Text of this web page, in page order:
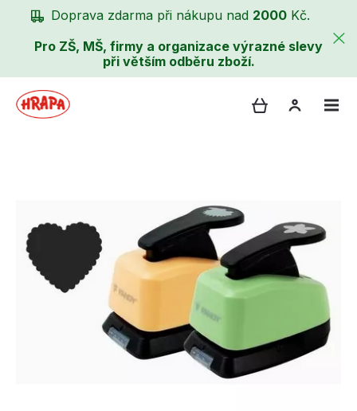
Doprava zdarma při nákupu nad 2000 Kč.
Pro ZŠ, MŠ, firmy a organizace výrazné slevy
při větším odběru zboží.